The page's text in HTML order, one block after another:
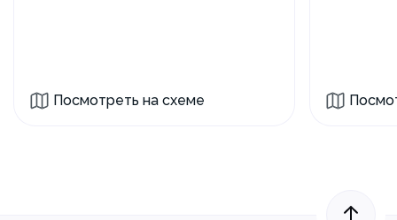
Посмотреть на схеме